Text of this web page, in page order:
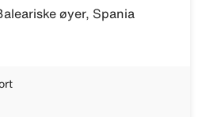
øyer, Spania